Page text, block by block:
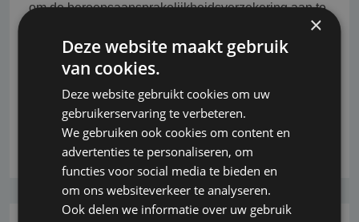
om de beroepsaansprakelijkheidsverzekering aan te
bieden op basis van beperkte claims made basis. Bij
een dergelijke dekking dient de beroepsfout te zijn
gemaakt na de ingangsdatum en gemeld gedurende
Lees verder
×
Deze website maakt gebruik
van cookies.
Deze website gebruikt cookies om uw
gebruikerservaring te verbeteren.
We gebruiken ook cookies om content en
advertenties te personaliseren, om
functies voor social media te bieden en
om ons websiteverkeer te analyseren.
Ook delen we informatie over uw gebruik